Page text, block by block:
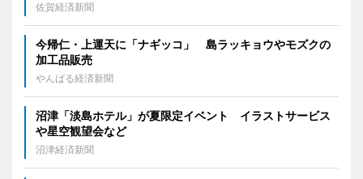
佐賀経済新聞
今帰仁・上運天に「ナギッコ」 島ラッキョウやモズクの
加工品販売
やんばる経済新聞
沼津「淡島ホテル」が夏限定イベント イラストサービス
や星空観望会など
沼津経済新聞